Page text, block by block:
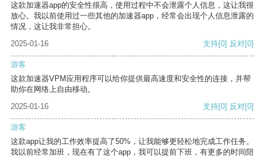
这款加速器app的安全性很高，使用过程中不会泄露个人信息，这让我很
放心。我以前使用过一些其他的加速器app，经常会出现个人信息泄露的
情况，这让我非常担心。
2025-01-16
支持[0] 反对[0]
游客
这款加速器VPM应用程序可以给你提供最高速度和安全性的连接，并帮
助你在网络上自由移动。
2025-01-16
支持[0] 反对[0]
游客
这款app让我的工作效率提高了50%，让我能够更轻松地完成工作任务。
我以前经常加班，现在有了这个app，我可以提前下班，有更多的时间陪